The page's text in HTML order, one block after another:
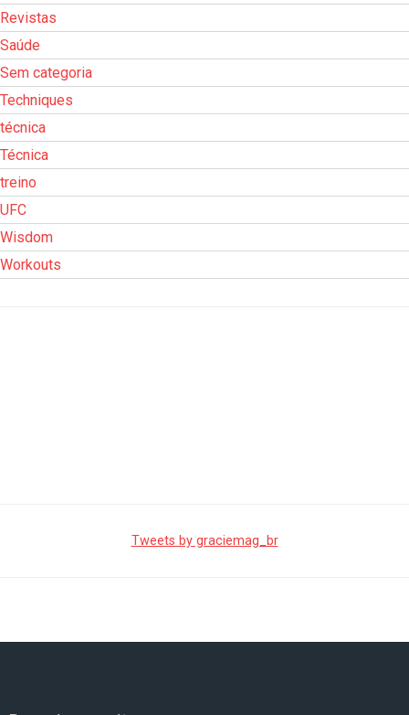
Revistas
Saúde
Sem categoria
Techniques
técnica
Técnica
treino
UFC
Wisdom
Workouts
Tweets by graciemag_br